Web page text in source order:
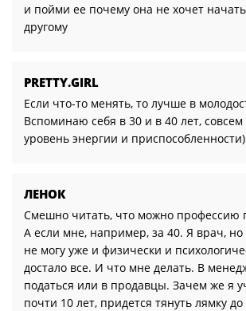
и пойми ее почему она не хочет
другому
PRETTY.GIRL
Если что-то менять, то лучше в
Вспоминаю себя в 30 и в 40 лет, совсем
уровень энергии и приспособленности)
ЛЕНОК
Смешно читать, что можно профессию
А если мне, например, за 40. Я врач, но
не могу уже и физически и
достало все. И что мне делать. В
податься или в продавцы. Зачем же я
почти 10 лет, придется тянуть лямку